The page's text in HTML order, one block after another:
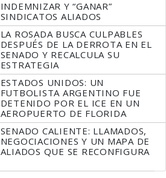
INDEMNIZAR Y “GANAR”
SINDICATOS ALIADOS
LA ROSADA BUSCA CULPABLES
DESPUÉS DE LA DERROTA EN EL
SENADO Y RECALCULA SU
ESTRATEGIA
ESTADOS UNIDOS: UN
FUTBOLISTA ARGENTINO FUE
DETENIDO POR EL ICE EN UN
AEROPUERTO DE FLORIDA
SENADO CALIENTE: LLAMADOS,
NEGOCIACIONES Y UN MAPA DE
ALIADOS QUE SE RECONFIGURA